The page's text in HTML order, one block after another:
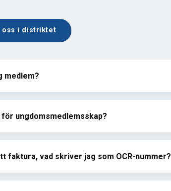
oss i distriktet
medlem?
ungdomsmedlemsskap?
faktura, vad skriver jag som OCR-nummer?